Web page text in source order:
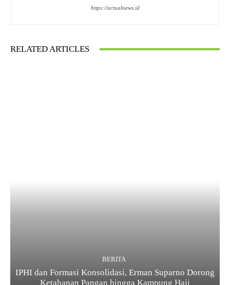
https://actualnews.id
RELATED ARTICLES
BERITA
IPHI dan Formasi Konsolidasi, Erman Suparno Dorong
Ketahanan Pangan hingga Kampung Haji